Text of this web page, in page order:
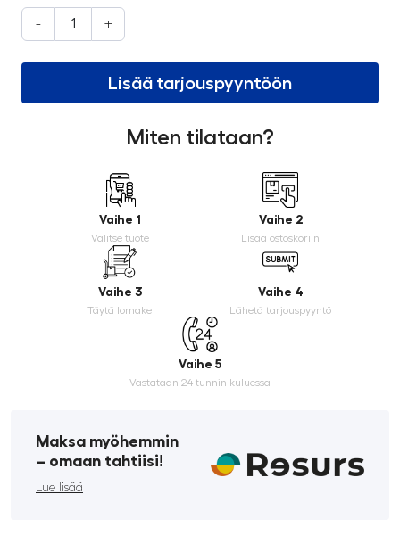
- +
Lisää tarjouspyyntöön
Miten tilataan?
Vaihe 1
Valitse tuote
Vaihe 2
Lisää ostoskoriin
Vaihe 3
Täytä lomake
Vaihe 4
Lähetä tarjouspyyntö
Vaihe 5
Vastataan 24 tunnin kuluessa
Maksa myöhemmin
­– omaan tahtiisi!
Lue lisää